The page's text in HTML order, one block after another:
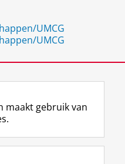
UMCG
UMCG
F
a
L
i
R
S
I
n
Y
o
maakt gebruik van